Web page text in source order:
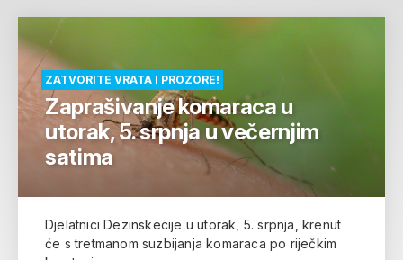
ZATVORITE VRATA I PROZORE!
Zaprašivanje komaraca u
utorak, 5. srpnja u večernjim
satima
Djelatnici Dezinskecije u utorak, 5. srpnja, krenut
će s tretmanom suzbijanja komaraca po riječkim